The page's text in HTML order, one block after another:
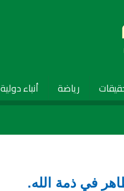
رياضة أنباء دولية
في ذمة الله.